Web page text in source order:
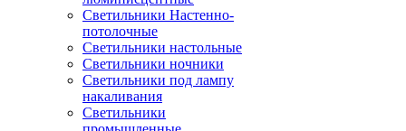
Светильники Настенно-
потолочные
Светильники настольные
Светильники ночники
Светильники под лампу
накаливания
Светильники